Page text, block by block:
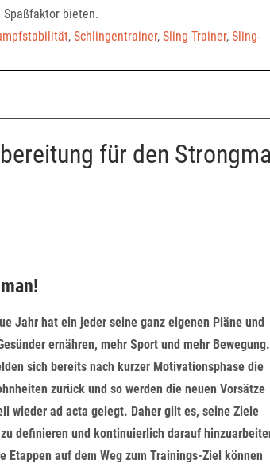
bieten.
, Schlingentrainer, Sling-Trainer, Sling-
für den
Jahr hat ein jeder seine ganz eigenen Pläne und
ernähren, mehr Sport und mehr Bewegung.
sich bereits nach kurzer Motivationsphase die
zurück und so werden die neuen Vorsätze
wieder ad acta gelegt. Daher gilt es, seine Ziele
definieren und kontinuierlich darauf
Etappen auf dem Weg zum Trainings-Ziel können